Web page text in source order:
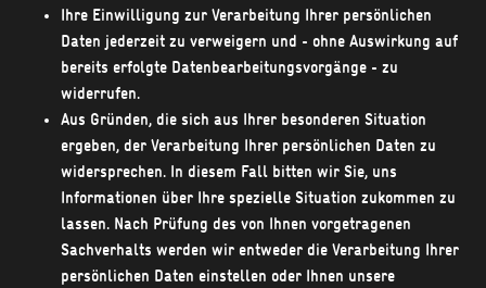
Ihre Einwilligung zur Verarbeitung Ihrer persönlichen
Daten jederzeit zu verweigern und - ohne Auswirkung auf
bereits erfolgte Datenbearbeitungsvorgänge - zu
widerrufen.
Aus Gründen, die sich aus Ihrer besonderen Situation
ergeben, der Verarbeitung Ihrer persönlichen Daten zu
widersprechen. In diesem Fall bitten wir Sie, uns
Informationen über Ihre spezielle Situation zukommen zu
lassen. Nach Prüfung des von Ihnen vorgetragenen
Sachverhalts werden wir entweder die Verarbeitung Ihrer
persönlichen Daten einstellen oder Ihnen unsere